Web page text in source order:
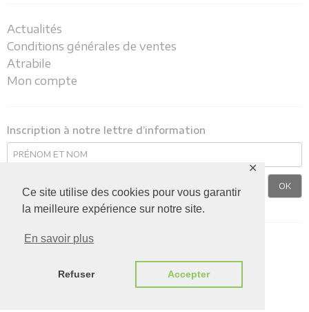
Ce site utilise des cookies pour vous garantir
la meilleure expérience sur notre site.
En savoir plus
Refuser Accepter
✕
Actualités
Conditions générales de ventes
Atrabile
Mon compte
Inscription à notre lettre d’information
Nous suivre sur